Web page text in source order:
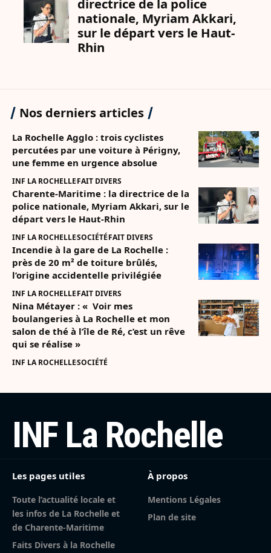
Nos derniers articles
La Rochelle Agglo : trois cyclistes
percutées par une voiture à Périgny,
une femme en urgence absolue
INF LA ROCHELLEFAIT DIVERS
Charente-Maritime : la directrice de la
police nationale, Myriam Akkari, sur le
départ vers le Haut-Rhin
INF LA ROCHELLESOCIÉTÉFAIT DIVERS
Incendie à la gare de La Rochelle :
près de 20 m² de toiture brûlés,
l’origine accidentelle privilégiée
INF LA ROCHELLEFAIT DIVERS
Nina Métayer : « Voir mes
boulangeries à La Rochelle et mon
salon de thé à l’île de Ré, c’est un rêve
qui se réalise »
INF LA ROCHELLESOCIÉTÉ
INF La Rochelle
Les pages utiles
Toute l’actualité locale et
les infos de La Rochelle et
de Charente-Maritime
Faits Divers à la Rochelle
À propos
Mentions Légales
Plan de site